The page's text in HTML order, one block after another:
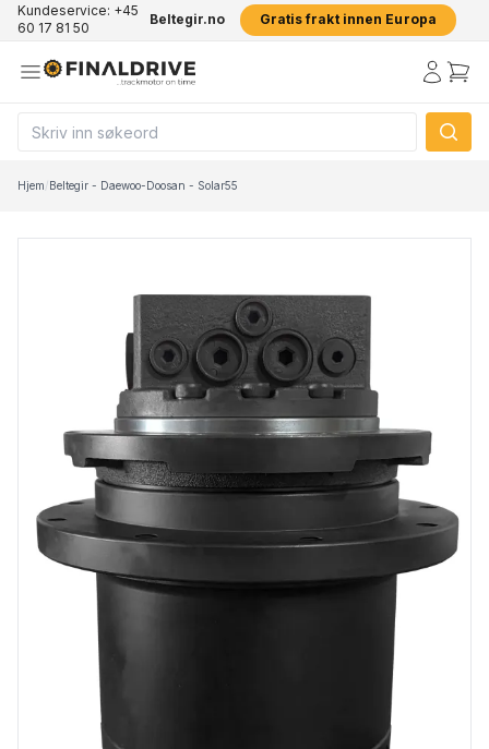
Kundeservice: +45
60 17 81 50
Beltegir.no Gratis frakt innen Europa
Hjem/Beltegir - Daewoo-Doosan - Solar55